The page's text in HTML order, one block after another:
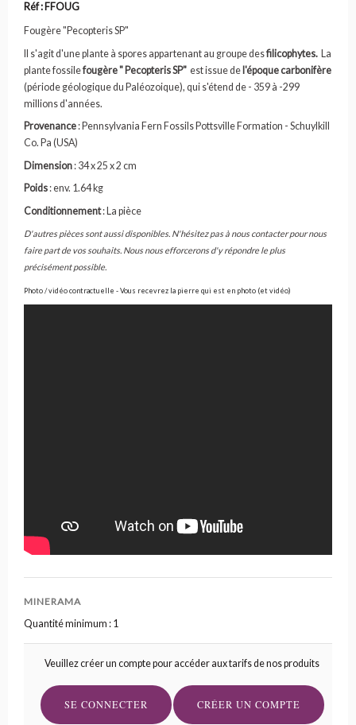
Réf : FFOUG
Fougère "Pecopteris SP"
Il s'agit d'une plante à spores appartenant au groupe desfilicophytes.
La
plante fossilefougère" Pecopteris SP" est issuede l'époque carbonifère
(période géologique du Paléozoique), qui s'étend de - 359 à -299
millions d'années.
Provenance : Pennsylvania Fern Fossils Pottsville Formation - Schuylkill
Co. Pa (USA)
Dimension : 34 x 25 x 2 cm
Poids : env. 1.64 kg
Conditionnement: La pièce
D'autres pièces sont aussi disponibles. N'hésitez pas à nous contacter pour nous
faire part de vos souhaits. Nous nous efforcerons d'y répondre le plus
précisément possible.
Photo / vidéo contractuelle - Vous recevrez la pierre qui est en photo (et vidéo)
MINERAMA
Quantité minimum : 1
Veuillez créer un compte pour accéder aux tarifs de nos produits
SE CONNECTER CRÉER UN COMPTE